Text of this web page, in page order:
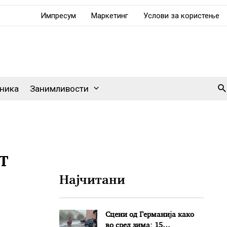
Импресум Маркетинг Услови за користење
Занимливости
Најчитани
Сцени од Германија како
во сред зима: 15